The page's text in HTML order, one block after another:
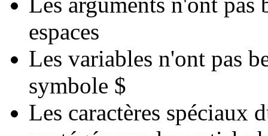
espaces
Les variables n'ont pas
symbole $
Les caractères spéciaux